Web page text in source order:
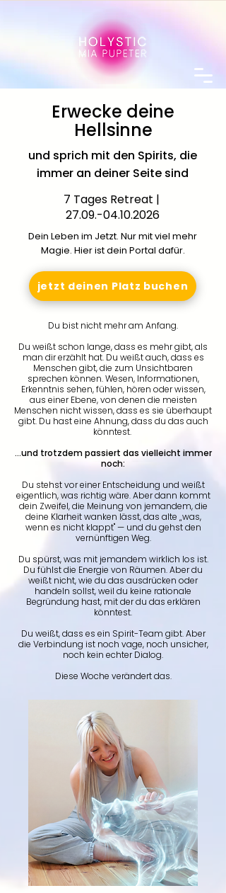
Erwecke deine
Hellsinne
und sprich mit den Spirits, die
immer an deiner Seite sind
7 Tages Retreat |
27.09.-04.10.2026
Dein Leben im Jetzt. Nur mit viel mehr
Magie. Hier ist dein Portal dafür.
jetzt deinen Platz buchen
Du bist nicht mehr am Anfang.
Du weißt schon lange, dass es mehr gibt, als
man dir erzählt hat. Du weißt auch, dass es
Menschen gibt, die zum Unsichtbaren
sprechen können. Wesen, Informationen,
Erkenntnis sehen, fühlen, hören oder wissen,
aus einer Ebene, von denen die meisten
Menschen nicht wissen, dass es sie überhaupt
gibt. Du hast eine Ahnung, dass du das auch
könntest.
...und trotzdem passiert das vielleicht immer
noch:
Du stehst vor einer Entscheidung und weißt
eigentlich, was richtig wäre. Aber dann kommt
dein Zweifel, die Meinung von jemandem, die
deine Klarheit wanken lässt, das alte „was,
wenn es nicht klappt" — und du gehst den
vernünftigen Weg.
Du spürst, was mit jemandem wirklich los ist.
Du fühlst die Energie von Räumen. Aber du
weißt nicht, wie du das ausdrücken oder
handeln sollst, weil du keine rationale
Begründung hast, mit der du das erklären
könntest.
Du weißt, dass es ein Spirit-Team gibt. Aber
die Verbindung ist noch vage, noch unsicher,
noch kein echter Dialog.
Diese Woche verändert das.